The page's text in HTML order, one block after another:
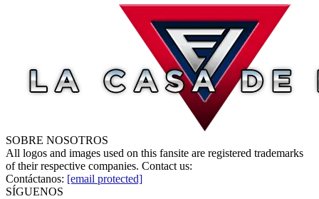
SOBRE NOSOTROS
All logos and images used on this fansite are registered trademarks
of their respective companies. Contact us:
Contáctanos: [email protected]
SÍGUENOS